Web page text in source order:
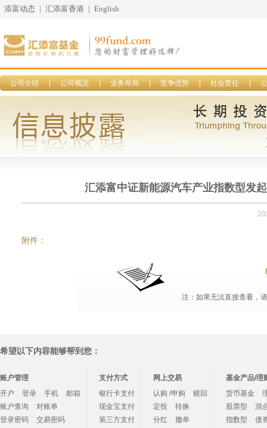
添富动态 | 汇添富香港 | English
公司介绍 公司概况 业务布局 竞争优势 社会责任
汇添富中证新能源汽车产业指数型发
附件：
注：如果无法直接查看，
希望以下内容能够帮到您：
账户管理
开户
登录 手机
邮箱
账户查询
对账单
登录密码
交易密码
支付方式
银行卡支付
现金宝支付
第三方支付
网上交易
认购 /申购
赎回
定投
转换
分红
撤单
基金产品/理
货币基金
股票型
混
指数型
债